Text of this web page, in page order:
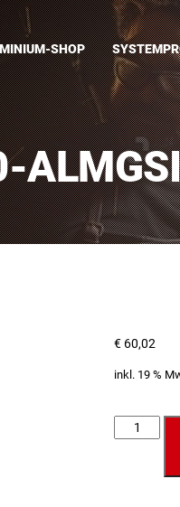
SHOP
€ 60,02
inkl. 19 %
Anzahl